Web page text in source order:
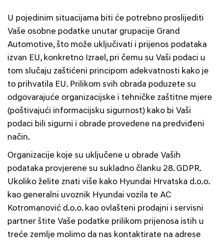
U pojedinim situacijama biti će potrebno proslijediti
Vaše osobne podatke unutar grupacije Grand
Automotive, što može uključivati i prijenos podataka
izvan EU, konkretno Izrael, pri čemu su Vaši podaci u
tom slučaju zaštićeni principom adekvatnosti kako je
to prihvatila EU. Prilikom svih obrada poduzete su
odgovarajuće organizacijske i tehničke zaštitne mjere
(poštivajući informacijsku sigurnost) kako bi Vaši
podaci bili sigurni i obrade provedene na predviđeni
način.
Organizacije koje su uključene u obrade Vaših
podataka provjerene su sukladno članku 28. GDPR.
Ukoliko želite znati više kako Hyundai Hrvatska d.o.o.
kao generalni uvoznik Hyundai vozila te AC
Kotromanović d.o.o. kao ovlašteni prodajni i servisni
partner štite Vaše podatke prilikom prijenosa istih u
treće zemlje molimo da nas kontaktirate na adrese